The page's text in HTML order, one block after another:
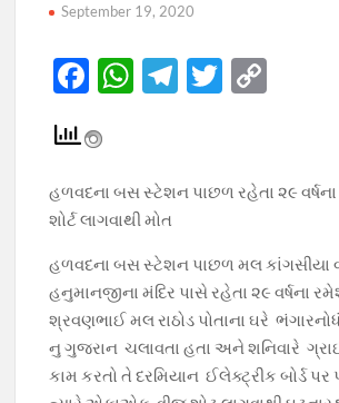
September 19, 2020
F
e
b
o
o
k
W
s
A
p
p
T
gr
m
T
er y
n
k
હળવદના બસ સ્ટેશન પાછળ રહેતા ૨૯
શોર્ટ લાગવાથી મોત
હળવદના બસ સ્ટેશન પાછળ મલ કાંગસીયા
હનુમાનજીના મંદિર પાસે રહેતા ૨૯ વર્ષના
શ્રવણભાઈ મલ રાઠોડ પોતાના ઘરે
નુ ગુજરાન ચલાવતા હતા અને શનિવારે
કામ કરતો તે દરમિયાન ઈલેક્ટ્રીક બોર્ડ પર